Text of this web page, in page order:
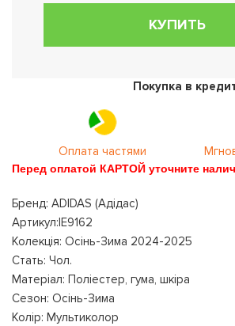
КУПИТЬ
Покупка в
Оплата частями
Перед оплатой КАРТОЙ уточните
Бренд: ADIDAS (Адідас)
Артикул:IE9162
Колекція: Осінь-Зима 2024-2025
Стать: Чол.
Матеріал: Поліестер, гума, шкіра
Сезон: Осінь-Зима
Колір: Мультиколор